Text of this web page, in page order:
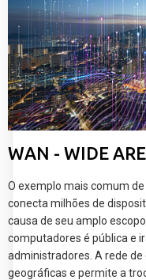
WAN - WIDE
O exemplo mais comum
conecta milhões de
causa de seu amplo
computadores é pública e
administradores. A rede
geográficas e permite a